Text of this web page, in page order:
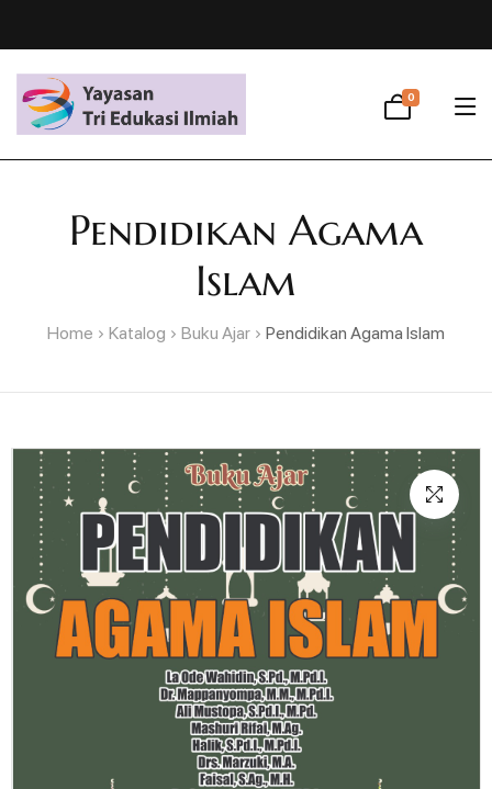
0
Pendidikan Agama
Islam
Home Katalog Buku Ajar Pendidikan Agama Islam